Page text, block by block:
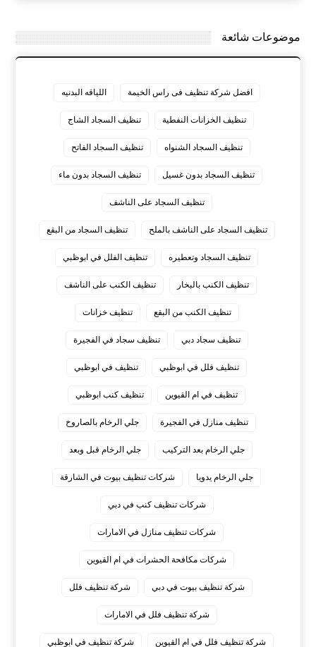
موضوعات شائعة
افضل شركة تنظيف فى راس الخيمة اللياقه البدنيه
تنظيف الخزانات النفطية تنظيف السجاد الشاج
تنظيف السجاد الشنواه تنظيف السجاد الفاتح
تنظيف السجاد بدون غسيل تنظيف السجاد بدون ماء
تنظيف السجاد على الناشف
تنظيف السجاد على الناشف بالملح تنظيف السجاد من البقع
تنظيف السجاد وتعطيره تنظيف الفلل في ابوظبي
تنظيف الكنب بالبخار تنظيف الكنب على الناشف
تنظيف الكنب من البقع تنظيف خزانات
تنظيف سجاد دبي تنظيف سجاد في الفجيرة
تنظيف فلل في ابوظبي تنظيف في ابوظبي
تنظيف في ام القيوين تنظيف كنب ابوظبي
تنظيف منازل في الفجيرة جلي الرخام بالصاروخ
جلي الرخام بعد التركيب جلي الرخام قبل وبعد
جلي الرخام يدويا شركات تنظيف بيوت في الشارقة
شركات تنظيف كنب في دبي
شركات تنظيف منازل في الامارات
شركات مكافحة الحشرات في ام القيوين
شركة تنظيف بيوت في دبي شركة تنظيف فلل
شركة تنظيف فلل في الامارات
شركة تنظيف فلل في ام القيوين شركة تنظيف في ابوظبي